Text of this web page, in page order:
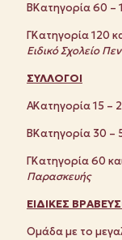
Β΄Κατηγορία 60 –
Γ΄Κατηγορία 120
Ειδικό Σχολείο
ΣΥΛΛΟΓΟΙ
Α΄Κατηγορία 15 –
Β΄Κατηγορία 30 –
Γ΄Κατηγορία 60
Παρασκευής
ΕΙΔΙΚΕΣ
Ομάδα με το